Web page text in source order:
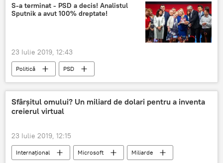
S-a terminat - PSD a decis! Analistul
Sputnik a avut 100% dreptate!
23 Iulie 2019, 12:43
Politică
PSD
Alegerile prezidențiale în România 2019
Sfârșitul omului? Un miliard de dolari pentru a inventa
creierul virtual
23 Iulie 2019, 12:15
Internaţional Microsoft
Miliarde